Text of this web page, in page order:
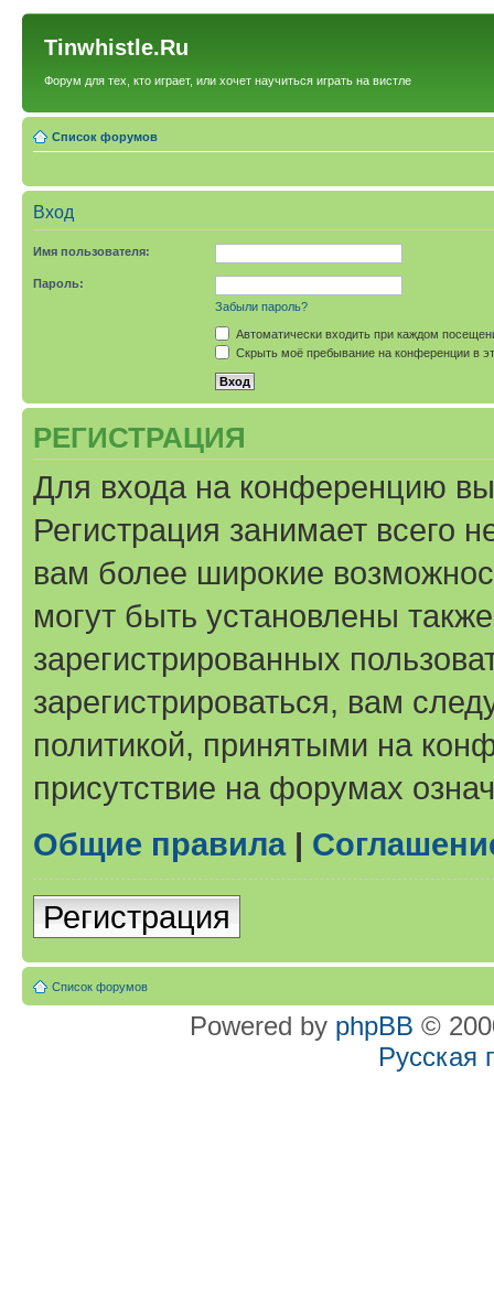
Tinwhistle.Ru
Форум для тех, кто играет, или хочет научиться играть на вистле
Список форумов
Вход
Имя пользователя:
Пароль:
Забыли пароль?
Автоматически входить при каждом
Скрыть моё пребывание на конференции в
РЕГИСТРАЦИЯ
Для входа на конференцию
Регистрация занимает всего
вам более широкие
могут быть установлены
зарегистрированных
зарегистрироваться, вам
политикой, принятыми на
присутствие на форумах
Общие правила|
Регистрация
Список форумов
Powered by phpBB ©
Русская